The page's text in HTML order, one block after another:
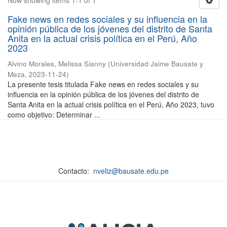
Fake news en redes sociales y su influencia en la
opinión pública de los jóvenes del distrito de Santa
Anita en la actual crisis política en el Perú, Año
2023
Alvino Morales, Melissa Sianny (Universidad Jaime Bausate y
Meza, 2023-11-24)
La presente tesis titulada Fake news en redes sociales y su
influencia en la opinión pública de los jóvenes del distrito de
Santa Anita en la actual crisis política en el Perú, Año 2023, tuvo
como objetivo: Determinar ...
Contacto: nveliz@bausate.edu.pe